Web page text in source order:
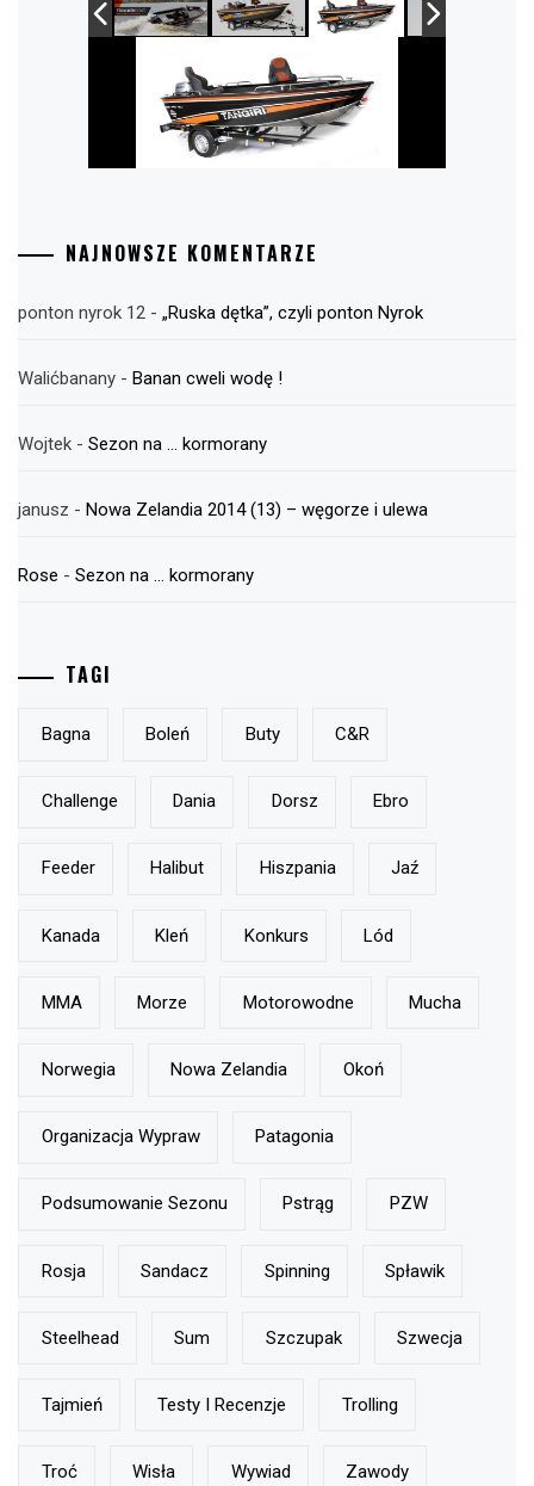
NAJNOWSZE KOMENTARZE
ponton nyrok 12 - „Ruska dętka”, czyli ponton Nyrok
Walićbanany - Banan cweli wodę !
Wojtek - Sezon na … kormorany
janusz - Nowa Zelandia 2014 (13) – węgorze i ulewa
Rose - Sezon na … kormorany
TAGI
Bagna Boleń Buty C&r
Challenge Dania Dorsz Ebro
Feeder Halibut Hiszpania Jaź
Kanada Kleń Konkurs Lód
MMA Morze Motorowodne Mucha
Norwegia Nowa Zelandia Okoń
Organizacja Wypraw Patagonia
Podsumowanie Sezonu Pstrąg PZW
Rosja Sandacz Spinning Spławik
Steelhead Sum Szczupak Szwecja
Tajmień Testy I Recenzje Trolling
Troć Wisła Wywiad Zawody